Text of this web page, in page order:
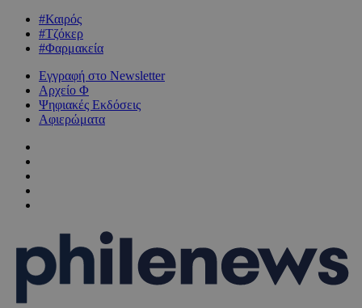
#Καιρός
#Τζόκερ
#Φαρμακεία
Εγγραφή στο Newsletter
Αρχείο Φ
Ψηφιακές Εκδόσεις
Αφιερώματα